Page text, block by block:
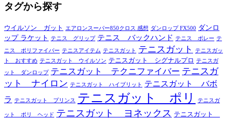
タグから探す
ウイルソン ガット エアロンスーパー850クロス 感想 ダンロップ FX500
ダンロ
ップ ラケット
テニス グリップ テニス バックハンド テニス ボレー テ
ニス ポリファイバー テニスアイテム テニスガット テニスガット
テニスガッ
ト おすすめ テニスガット ウイルソン テニスガット シグナルプロ テニスガ
ット ダンロップ テニスガット テクニファイバー テニスガ
ット ナイロン テニスガット ハイブリット
テニスガット バボ
ラ テニスガット プリンス テニスガット ポリ テニスガ
ット ポリ ヘッド テニスガット ヨネックス テニスガット